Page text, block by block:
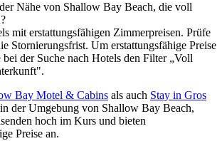
Nähe von Shallow Bay Beach, die voll
mit erstattungsfähigen Zimmerpreisen. Prüfe
Stornierungsfrist. Um erstattungsfähige Preise
der Suche nach Hotels den Filter „Voll
Bay Motel & Cabins als auch Stay in Gros
der Umgebung von Shallow Bay Beach,
hoch im Kurs und bieten
Preise an.